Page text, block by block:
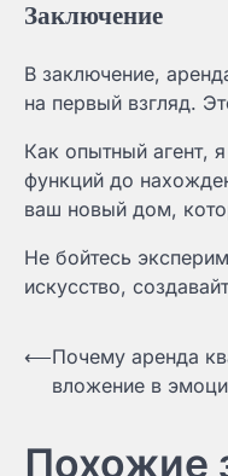
Заключение
В заключение,
на первый взгляд.
Как опытный агент,
функций до
ваш новый дом,
Не бойтесь
искусство,
Навигация
⟵Почему аренда
вложение в
Похожие